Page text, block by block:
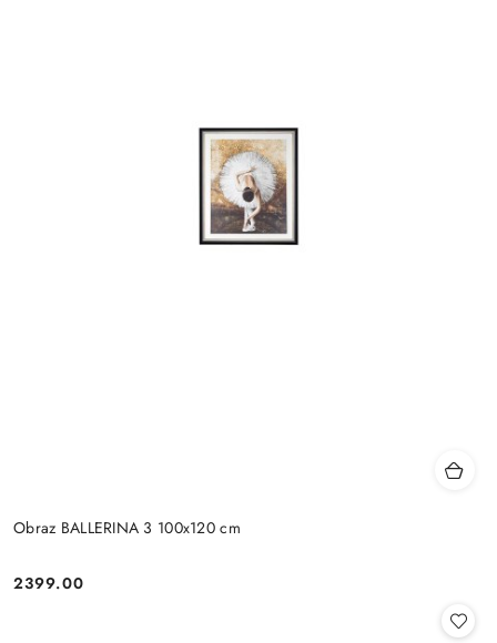
Obraz BALLERINA 3 100x120 cm
Cena:
2399.00